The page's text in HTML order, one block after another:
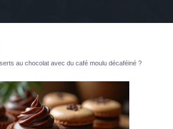
au chocolat avec du café moulu décaféiné ?